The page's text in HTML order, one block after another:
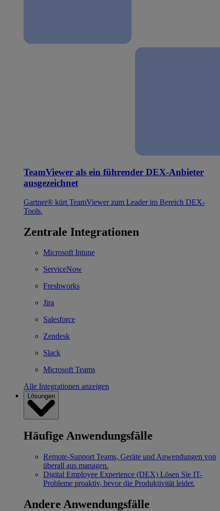
TeamViewer als ein führender DEX-Anbieter
ausgezeichnet
Gartner® kürt TeamViewer zum Leader im Bereich DEX-
Tools.
Zentrale Integrationen
Microsoft Intune
ServiceNow
Freshworks
Jira
Salesforce
Zendesk
Slack
Microsoft Teams
Alle Integrationen anzeigen
Lösungen
Häufige Anwendungsfälle
Remote-Support Teams, Geräte und Anwendungen von
überall aus managen.
Digital Employee Experience (DEX) Lösen Sie IT-
Probleme proaktiv, bevor die Produktivität leidet.
Andere Anwendungsfälle